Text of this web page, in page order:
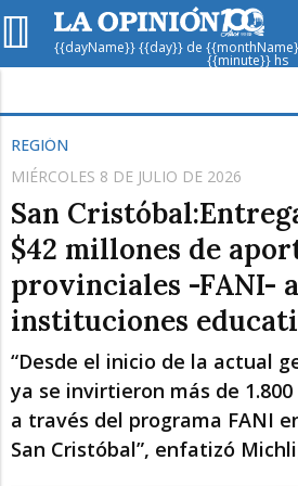
{{dayName}} {{day}} de
{{minute}} hs
Vie Sáb
REGIÓN
MIÉRCOLES 8 DE JULIO DE 2026
San
$42 millones de
provinciales -FANI-
instituciones
“Desde el inicio de la actual
ya se invirtieron más de
a través del programa FANI
San Cristóbal”, enfatizó